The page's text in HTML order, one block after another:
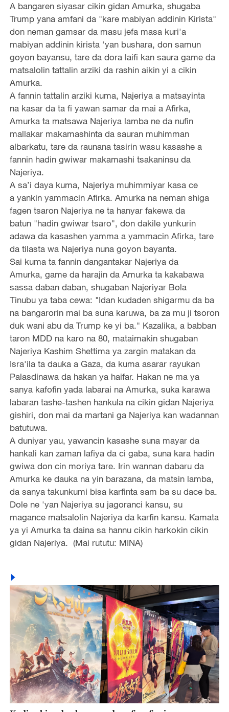
A bangaren siyasar cikin gidan Amurka, shugaba
Trump yana amfani da "kare mabiyan addinin Kirista"
don neman gamsar da masu jefa masa kuri'a
mabiyan addinin kirista ‘yan bushara, don samun
goyon bayansu, tare da dora laifi kan saura game da
matsalolin tattalin arziki da rashin aikin yi a cikin
Amurka.
A fannin tattalin arziki kuma, Najeriya a matsayinta
na kasar da ta fi yawan samar da mai a Afirka,
Amurka ta matsawa Najeriya lamba ne da nufin
mallakar makamashinta da sauran muhimman
albarkatu, tare da raunana tasirin wasu kasashe a
fannin hadin gwiwar makamashi tsakaninsu da
Najeriya.
A sa’i daya kuma, Najeriya muhimmiyar kasa ce
a yankin yammacin Afirka. Amurka na neman shiga
fagen tsaron Najeriya ne ta hanyar fakewa da
batun "hadin gwiwar tsaro", don dakile yunkurin
adawa da kasashen yamma a yammacin Afirka, tare
da tilasta wa Najeriya nuna goyon bayanta.
Sai kuma ta fannin dangantakar Najeriya da
Amurka, game da harajin da Amurka ta kakabawa
sassa daban daban, shugaban Najeriyar Bola
Tinubu ya taba cewa: "Idan kudaden shigarmu da ba
na bangarorin mai ba suna karuwa, ba za mu ji tsoron
duk wani abu da Trump ke yi ba." Kazalika, a babban
taron MDD na karo na 80, mataimakin shugaban
Najeriya Kashim Shettima ya zargin matakan da
Isra'ila ta dauka a Gaza, da kuma asarar rayukan
Palasdinawa da hakan ya haifar. Hakan ne ma ya
sanya kafofin yada labarai na Amurka, suka karawa
labaran tashe-tashen hankula na cikin gidan Najeriya
gishiri, don mai da martani ga Najeriya kan wadannan
batutuwa.
A duniyar yau, yawancin kasashe suna mayar da
hankali kan zaman lafiya da ci gaba, suna kara hadin
gwiwa don cin moriya tare. Irin wannan dabaru da
Amurka ke dauka na yin barazana, da matsin lamba,
da sanya takunkumi bisa karfinta sam ba su dace ba.
Dole ne 'yan Najeriya su jagoranci kansu, su
magance matsalolin Najeriya da karfin kansu. Kamata
ya yi Amurka ta daina sa hannu cikin harkokin cikin
gidan Najeriya. (Mai rututu: MINA)